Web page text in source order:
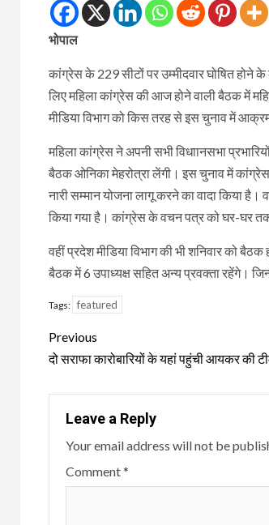
भोपाल
कांग्रेस के 229 सीटों पर उम्मीदवार घोषित होने
लिए महिला कांग्रेस की आज होने वाली बैठक में
मीडिया विभाग को किस तरह से इस चुनाव में
महिला कांग्रेस ने अपनी सभी विधाानसभा
बैठक ओनिका मेहरोत्रा लेंगी। इस चुनाव में
नारी सम्मान योजना लागू करने का वादा किया
किया गया है। कांग्रेस के वचन पत्र को घर-घर
वहीं प्रदेश मीडिया विभाग की भी शनिवार को
बैठक में 6 उपाध्यक्ष सहित अन्य प्रवक्ता रहेंगे।
Tags: featured
Continue
Reading
Previous
दो सराफा कारोबारियों के यहां पहुंची आयकर की
Leave a Reply
Your email address will not be
Comment*